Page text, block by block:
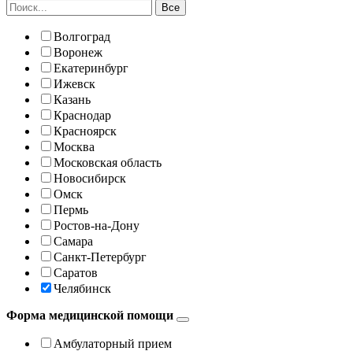
Все
Волгоград
Воронеж
Екатеринбург
Ижевск
Казань
Краснодар
Красноярск
Москва
Московская область
Новосибирск
Омск
Пермь
Ростов-на-Дону
Самара
Санкт-Петербург
Саратов
Челябинск
Форма медицинской помощи
Амбулаторный прием